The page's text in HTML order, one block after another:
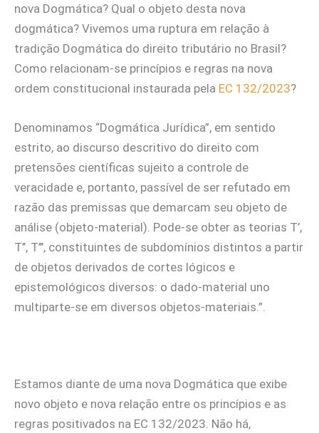
nova Dogmática? Qual o objeto desta nova
dogmática? Vivemos uma ruptura em relação à
tradição Dogmática do direito tributário no Brasil?
Como relacionam-se princípios e regras na nova
ordem constitucional instaurada pela EC 132/2023?
Denominamos “Dogmática Jurídica”, em sentido
estrito, ao discurso descritivo do direito com
pretensões científicas sujeito a controle de
veracidade e, portanto, passível de ser refutado em
razão das premissas que demarcam seu objeto de
análise (objeto-material). Pode-se obter as teorias T’,
T’’, T’’’, constituintes de subdomínios distintos a partir
de objetos derivados de cortes lógicos e
epistemológicos diversos: o dado-material uno
multiparte-se em diversos objetos-materiais.”.
Estamos diante de uma nova Dogmática que exibe
novo objeto e nova relação entre os princípios e as
regras positivados na EC 132/2023. Não há,